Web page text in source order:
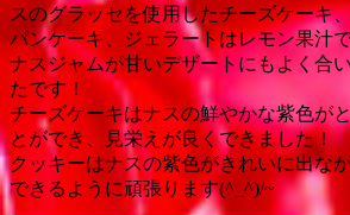
スのグラッセを使用したチーズケーキ
パンケーキ、ジェラートはレモン果汁
ナスジャムが甘いデザートにもよく合
たです！
チーズケーキはナスの鮮やかな紫色が
とができ、見栄えが良くできました！
クッキーはナスの紫色がきれいに出な
できるように頑張ります(^_^)/~